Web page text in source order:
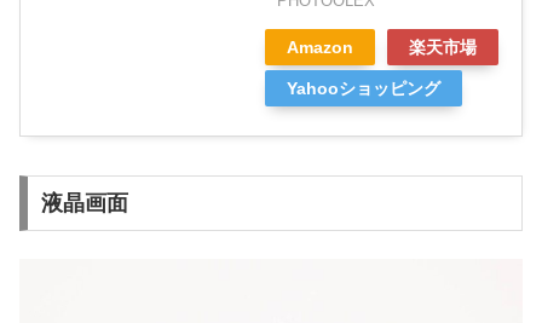
Amazon 楽天市場
Yahooショッピング
液晶画面